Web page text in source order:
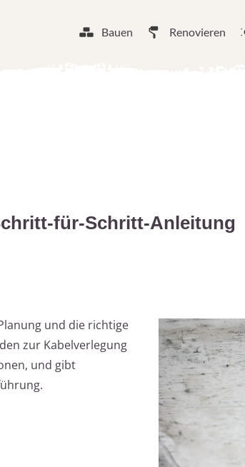
Bauen Renovieren
für-Schritt-Anleitung
und die richtige
zur Kabelverlegung
und gibt